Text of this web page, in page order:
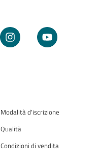
Modalità d'iscrizione
Qualità
Condizioni di vendita